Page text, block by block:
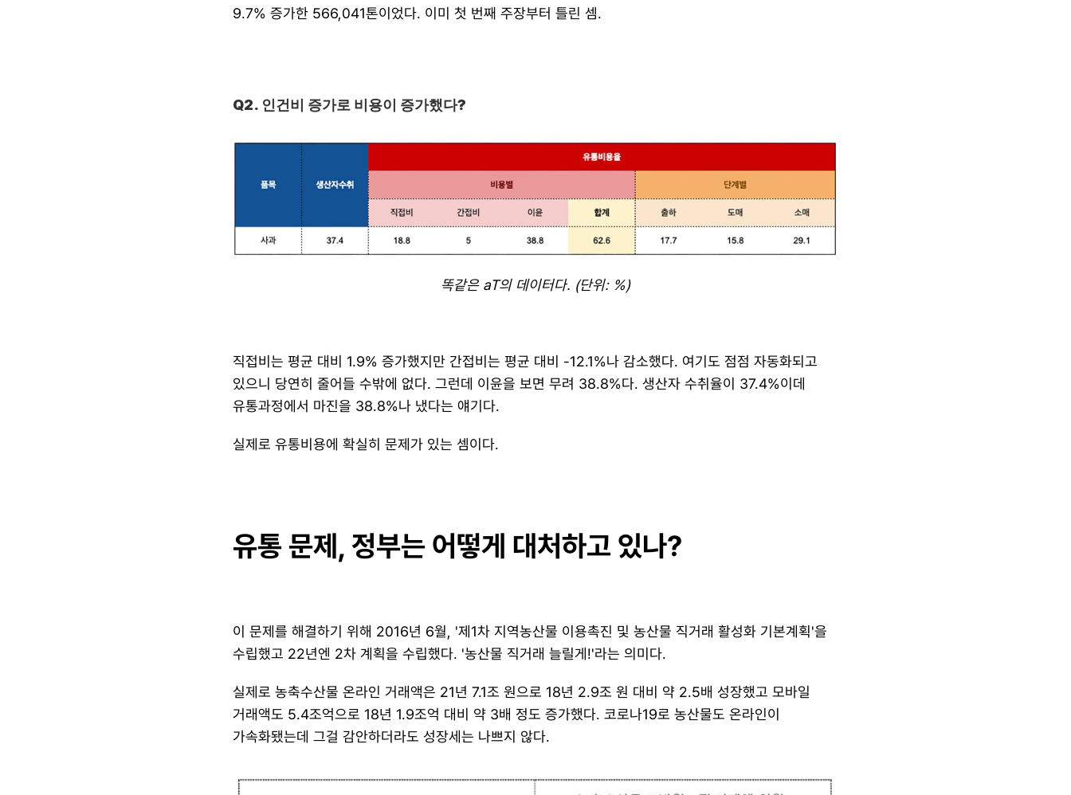
9.7% 증가한 566,041톤이었다. 이미 첫 번째 주장부터 틀린 셈.
Q2. 인건비 증가로 비용이 증가했다?
똑같은 aT의 데이터다. (단위: %)
직접비는 평균 대비 1.9% 증가했지만 간접비는 평균 대비 -12.1%나 감소했다. 여기도 점점 자동화되고
있으니 당연히 줄어들 수밖에 없다. 그런데 이윤을 보면 무려 38.8%다. 생산자 수취율이 37.4%이데
유통과정에서 마진을 38.8%나 냈다는 얘기다.
​실제로 유통비용에 확실히 문제가 있는 셈이다.
유통 문제, 정부는 어떻게 대처하고 있나?
이 문제를 해결하기 위해 2016년 6월, '제1차 지역농산물 이용촉진 및 농산물 직거래 활성화 기본계획'을
수립했고 22년엔 2차 계획을 수립했다. '농산물 직거래 늘릴게!'라는 의미다.​
실제로 농축수산물 온라인 거래액은 21년 7.1조 원으로 18년 2.9조 원 대비 약 2.5배 성장했고 모바일
거래액도 5.4조억으로 18년 1.9조억 대비 약 3배 정도 증가했다. 코로나19로 농산물도 온라인이
가속화됐는데 그걸 감안하더라도 성장세는 나쁘지 않다.